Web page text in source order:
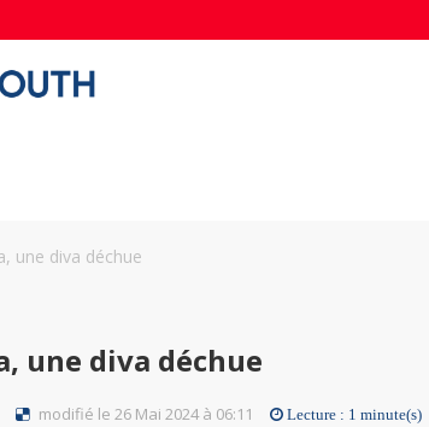
une diva déchue
une diva déchue
modifié le 26 Mai 2024 à 06:11 Lecture : 1 minute(s)